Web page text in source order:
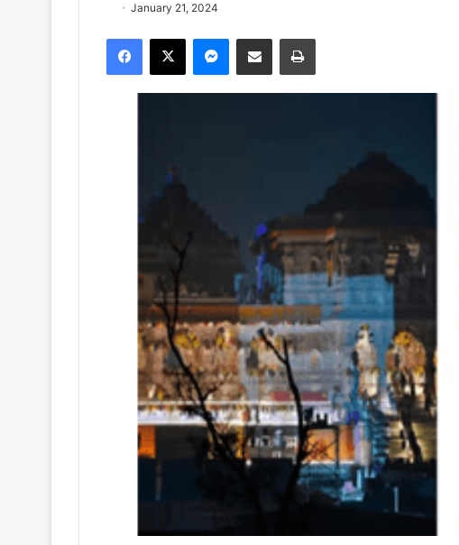
January 21, 2024
Facebook
X Messenger
Share via Email Print